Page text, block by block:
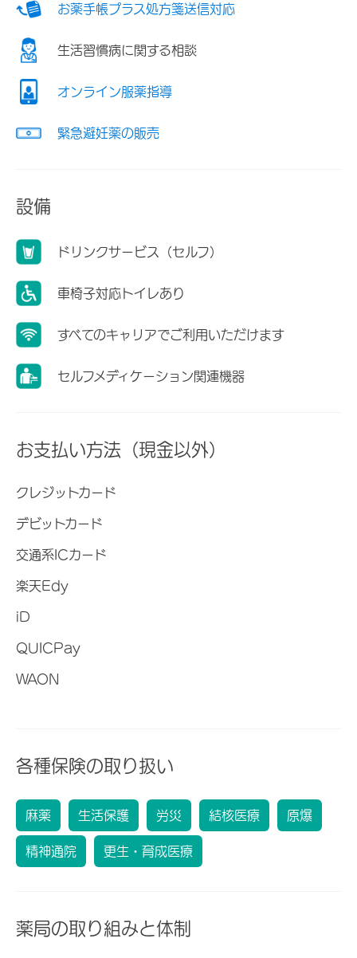
お薬手帳プラス処方箋送信対応
生活習慣病に関する相談
オンライン服薬指導
緊急避妊薬の販売
設備
ドリンクサービス（セルフ）
車椅子対応トイレあり
すべてのキャリアでご利用いただけます
セルフメディケーション関連機器
お支払い方法（現金以外）
クレジットカード
デビットカード
交通系ICカード
楽天Edy
iD
QUICPay
WAON
各種保険の取り扱い
麻薬 生活保護 労災 結核医療 原爆
精神通院 更生・育成医療
薬局の取り組みと体制